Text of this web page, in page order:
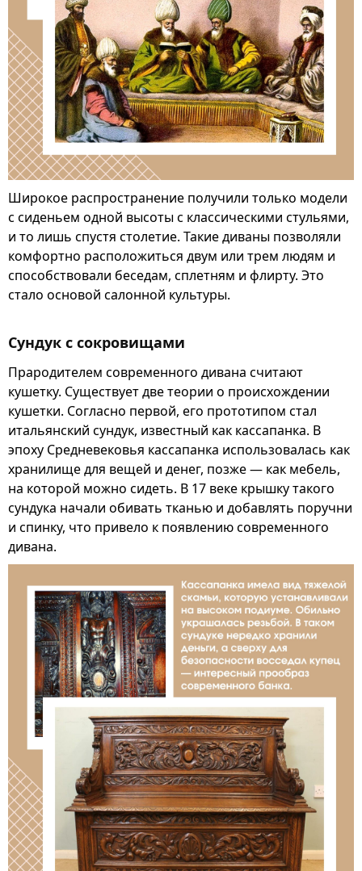
Широкое распространение получили только модели
с сиденьем одной высоты с классическими стульями,
и то лишь спустя столетие. Такие диваны позволяли
комфортно расположиться двум или трем людям и
способствовали беседам, сплетням и флирту. Это
стало основой салонной культуры.
Сундук с сокровищами
Прародителем современного дивана считают
кушетку. Существует две теории о происхождении
кушетки. Согласно первой, его прототипом стал
итальянский сундук, известный как кассапанка. В
эпоху Средневековья кассапанка использовалась как
хранилище для вещей и денег, позже — как мебель,
на которой можно сидеть. В 17 веке крышку такого
сундука начали обивать тканью и добавлять поручни
и спинку, что привело к появлению современного
дивана.